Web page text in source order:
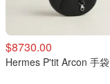
$8730.00
Hermes P'tit Arcon 手袋